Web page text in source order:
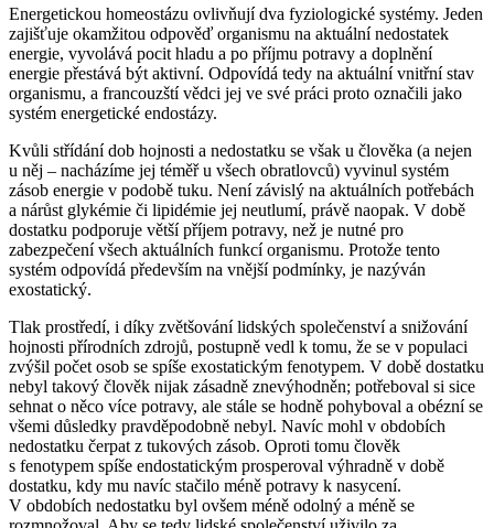
Energetickou homeostázu ovlivňují dva fyziologické systémy. Jeden
zajišťuje okamžitou odpověď organismu na aktuální nedostatek
energie, vyvolává pocit hladu a po příjmu potravy a doplnění
energie přestává být aktivní. Odpovídá tedy na aktuální vnitřní stav
organismu, a francouzští vědci jej ve své práci proto označili jako
systém energetické endostázy.
Kvůli střídání dob hojnosti a nedostatku se však u člověka (a nejen
u něj –⁠ nacházíme jej téměř u všech obratlovců) vyvinul systém
zásob energie v podobě tuku. Není závislý na aktuálních potřebách
a nárůst glykémie či lipidémie jej neutlumí, právě naopak. V době
dostatku podporuje větší příjem potravy, než je nutné pro
zabezpečení všech aktuálních funkcí organismu. Protože tento
systém odpovídá především na vnější podmínky, je nazýván
exostatický.
Tlak prostředí, i díky zvětšování lidských společenství a snižování
hojnosti přírodních zdrojů, postupně vedl k tomu, že se v populaci
zvýšil počet osob se spíše exostatickým fenotypem. V době dostatku
nebyl takový člověk nijak zásadně znevýhodněn; potřeboval si sice
sehnat o něco více potravy, ale stále se hodně pohyboval a obézní se
všemi důsledky pravděpodobně nebyl. Navíc mohl v obdobích
nedostatku čerpat z tukových zásob. Oproti tomu člověk
s fenotypem spíše endostatickým prosperoval výhradně v době
dostatku, kdy mu navíc stačilo méně potravy k nasycení.
V obdobích nedostatku byl ovšem méně odolný a méně se